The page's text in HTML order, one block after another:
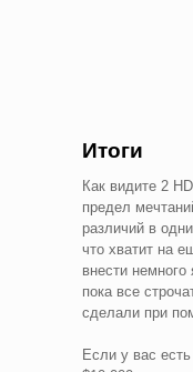
Итоги
Как видите 2
предел
различий в
что хватит на
внести
пока все
сделали при
Если у вас